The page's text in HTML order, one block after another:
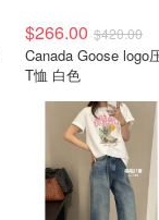
$266.00 $420.00
Canada Goose logo
T恤 白色